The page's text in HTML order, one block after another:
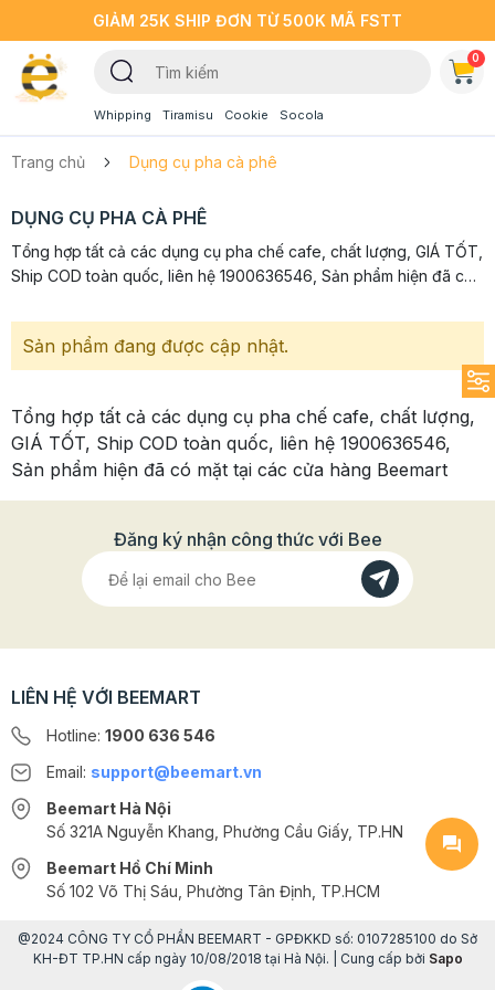
GIẢM 25K SHIP ĐƠN TỪ 500K MÃ FSTT
Whipping Tiramisu Cookie Socola
0
Trang chủ Dụng cụ pha cà phê
DỤNG CỤ PHA CÀ PHÊ
Tổng hợp tất cả các dụng cụ pha chế cafe, chất lượng, GIÁ TỐT,
Ship COD toàn quốc, liên hệ 1900636546, Sản phẩm hiện đã có
Sản phẩm đang được cập nhật.
Tổng hợp tất cả các dụng cụ pha chế cafe, chất lượng,
GIÁ TỐT, Ship COD toàn quốc, liên hệ 1900636546,
Sản phẩm hiện đã có mặt tại các cửa hàng Beemart
Đăng ký nhận công thức với Bee
LIÊN HỆ VỚI BEEMART
Hotline: 1900 636 546
Email: support@beemart.vn
Beemart Hà Nội
Số 321A Nguyễn Khang, Phường Cầu Giấy, TP.HN
Beemart Hồ Chí Minh
Số 102 Võ Thị Sáu, Phường Tân Định, TP.HCM
@2024 CÔNG TY CỔ PHẦN BEEMART - GPĐKKD số: 0107285100 do Sở
KH-ĐT TP.HN cấp ngày 10/08/2018 tại Hà Nội. | Cung cấp bởi Sapo